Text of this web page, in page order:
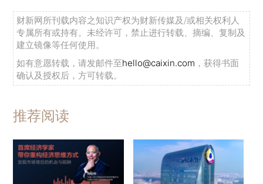
财新网所刊载内容之知识产权为财新传媒及/或相关权利人
专属所有或持有。未经许可，禁止进行转载、摘编、复制及
建立镜像等任何使用。
如有意愿转载，请发邮件至hello@caixin.com ，获得书面
确认及授权后，方可转载。
推荐阅读